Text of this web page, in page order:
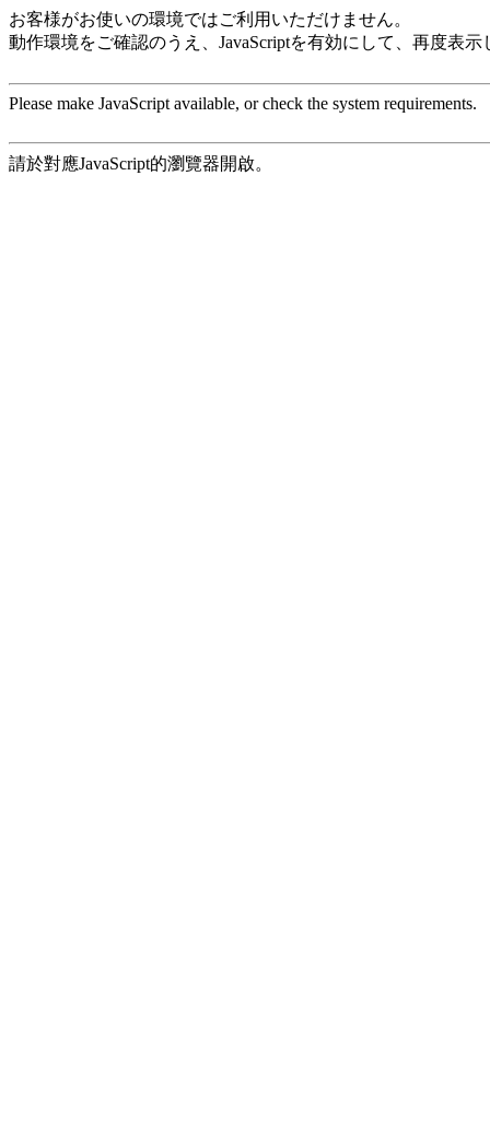
お客様がお使いの環境ではご利用いただけません。
動作環境をご確認のうえ、JavaScriptを有効にして、再度表
Please make JavaScript available, or check the system requirements.
請於對應JavaScript的瀏覽器開啟。